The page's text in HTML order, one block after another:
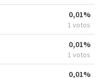
0,01%
1 votos
0,01%
1 votos
0,01%